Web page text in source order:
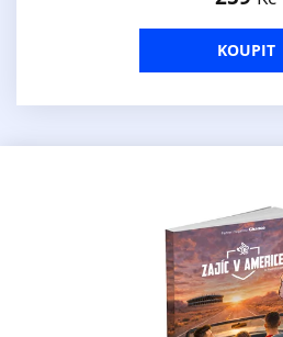
KOUPIT